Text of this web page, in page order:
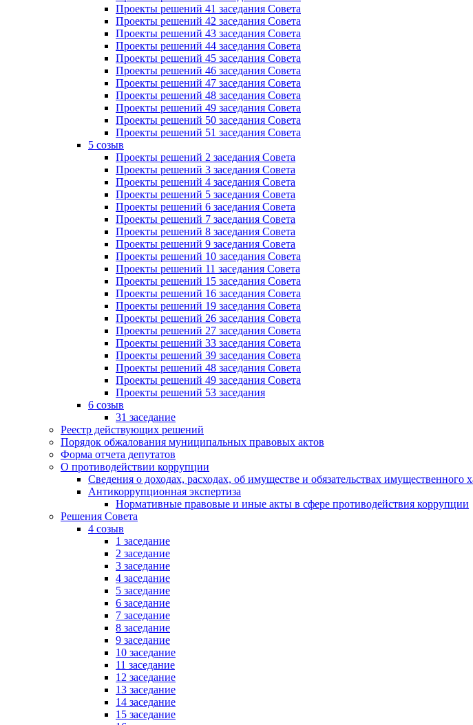
Проекты решений 41 заседания Совета
Проекты решений 42 заседания Совета
Проекты решений 43 заседания Совета
Проекты решений 44 заседания Совета
Проекты решений 45 заседания Совета
Проекты решений 46 заседания Совета
Проекты решений 47 заседания Совета
Проекты решений 48 заседания Совета
Проекты решений 49 заседания Совета
Проекты решений 50 заседания Совета
Проекты решений 51 заседания Совета
5 созыв
Проекты решений 2 заседания Совета
Проекты решений 3 заседания Совета
Проекты решений 4 заседания Совета
Проекты решений 5 заседания Совета
Проекты решений 6 заседания Совета
Проекты решений 7 заседания Совета
Проекты решений 8 заседания Совета
Проекты решений 9 заседания Совета
Проекты решений 10 заседания Совета
Проекты решений 11 заседания Совета
Проекты решений 15 заседания Совета
Проекты решений 16 заседания Совета
Проекты решений 19 заседания Совета
Проекты решений 26 заседания Совета
Проекты решений 27 заседания Совета
Проекты решений 33 заседания Совета
Проекты решений 39 заседания Совета
Проекты решений 48 заседания Совета
Проекты решений 49 заседания Совета
Проекты решений 53 заседания
6 созыв
31 заседание
Реестр действующих решений
Порядок обжалования муниципальных правовых актов
Форма отчета депутатов
О противодействии коррупции
Сведения о доходах, расходах, об имуществе и обязательствах имущественного
Антикоррупционная экспертиза
Нормативные правовые и иные акты в сфере противодействия коррупции
Решения Совета
4 созыв
1 заседание
2 заседание
3 заседание
4 заседание
5 заседание
6 заседание
7 заседание
8 заседание
9 заседание
10 заседание
11 заседание
12 заседание
13 заседание
14 заседание
15 заседание